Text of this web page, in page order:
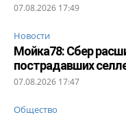
07.08.2026 17:49
Новости
Мойка78: Сбер
пострадавших
07.08.2026 17:47
Общество